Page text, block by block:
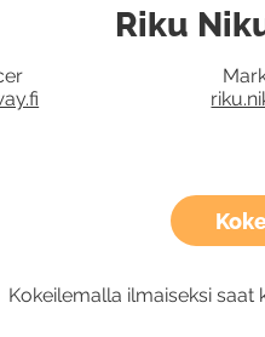
Kokeilemalla ilmaiseksi
Riku